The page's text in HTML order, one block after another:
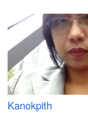
Kanokpith